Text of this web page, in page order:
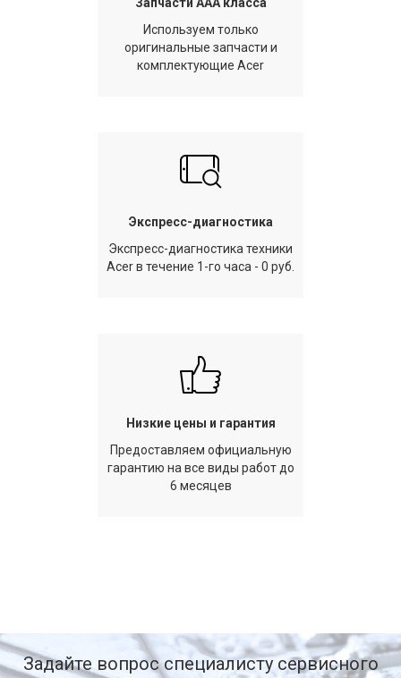
Используем только
оригинальные запчасти и
комплектующие Acer
Экспресс-диагностика
Экспресс-диагностика техники
Acer в течение 1-го часа - 0 руб.
Низкие цены и гарантия
Предоставляем официальную
гарантию на все виды работ до
6 месяцев
Задайте вопрос специалисту сервисного